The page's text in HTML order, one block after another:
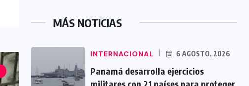
MÁS NOTICIAS
INTERNACIONAL 6 AGOSTO, 2026
Panamá desarrolla ejercicios